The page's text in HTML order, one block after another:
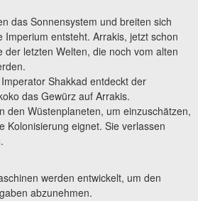
das Sonnensystem und breiten sich
Imperium entsteht. Arrakis, jetzt schon
der letzten Welten, die noch vom alten
Shakkad entdeckt der
das Gewürz auf Arrakis.
den Wüstenplaneten, um einzuschätzen,
Kolonisierung eignet. Sie verlassen
werden entwickelt, um den
abzunehmen.